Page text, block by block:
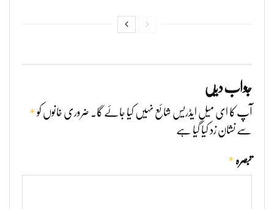
جواب دیں
آپ کا ای میل ایڈریس شائع نہیں کیا جائے گا۔ ضروری خانوں کو*
سے نشان زد کیا گیا ہے
تبصرہ *